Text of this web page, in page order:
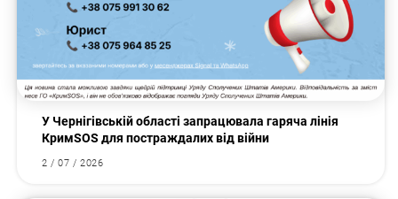
У Чернігівській області запрацювала гаряча лінія
КримSOS для постраждалих від війни
2 / 07 / 2026